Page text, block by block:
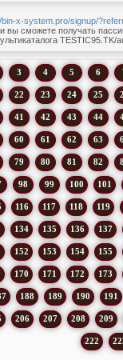
x-system.pro/signup/
вы сможете получать
TESTIC95.TK/
3 4 5 6
22 23 24 25
41 42 43 44
60 61 62 63
79 80 81 82
98 99 100 101
116 117 118 119
134 135 136 137
152 153 154 155
170 171 172 173
188 189 190 191
206 207 208 209
222